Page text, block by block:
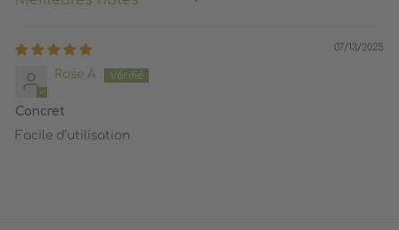
SORT BY
07/13/2025
Rose A
Concret
Facile d’utilisation